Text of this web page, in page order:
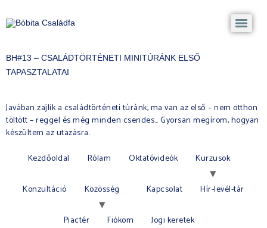
BH#13 – CSALÁDTÖRTÉNETI MINITÚRÁNK ELSŐ
TAPASZTALATAI
Javában zajlik a családtörténeti túránk, ma van az első – nem otthon
töltött – reggel és még minden csendes… Gyorsan megírom, hogyan
készültem az utazásra.
Kezdőoldal
Rólam Oktatóvideók Kurzusok
Konzultáció Közösség Kapcsolat Hír-levél-tár
Piactér Fiókom Jogi keretek